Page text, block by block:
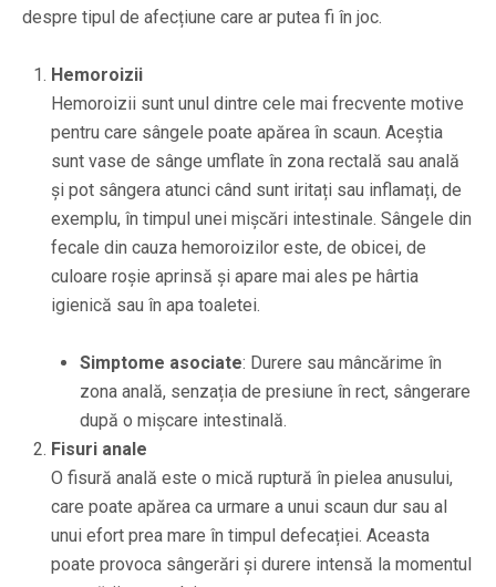
despre tipul de afecțiune care ar putea fi în joc.
Hemoroizii
Hemoroizii sunt unul dintre cele mai frecvente motive
pentru care sângele poate apărea în scaun. Aceștia
sunt vase de sânge umflate în zona rectală sau anală
și pot sângera atunci când sunt iritați sau inflamați, de
exemplu, în timpul unei mișcări intestinale. Sângele din
fecale din cauza hemoroizilor este, de obicei, de
culoare roșie aprinsă și apare mai ales pe hârtia
igienică sau în apa toaletei.
Simptome asociate: Durere sau mâncărime în
zona anală, senzația de presiune în rect, sângerare
după o mișcare intestinală.
Fisuri anale
O fisură anală este o mică ruptură în pielea anusului,
care poate apărea ca urmare a unui scaun dur sau al
unui efort prea mare în timpul defecației. Aceasta
poate provoca sângerări și durere intensă la momentul